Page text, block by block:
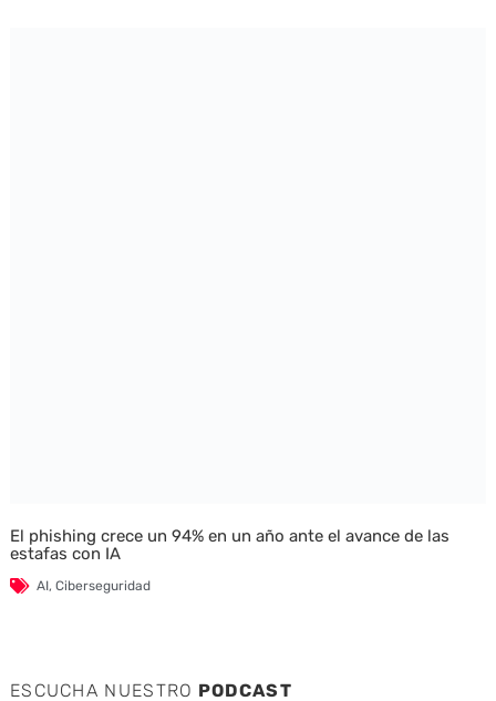
El phishing crece un 94% en un año ante el avance de las
estafas con IA
AI, Ciberseguridad
ESCUCHA NUESTRO PODCAST